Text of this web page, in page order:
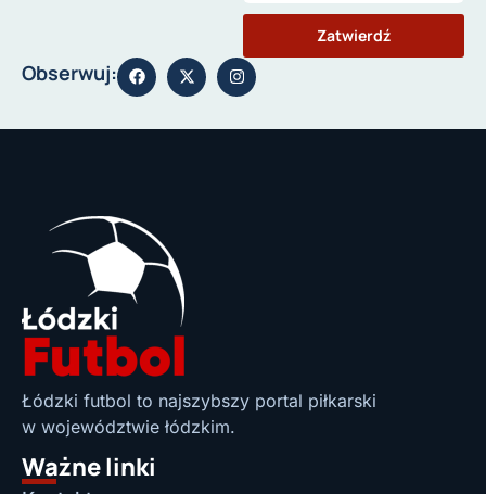
Zatwierdź
Obserwuj:
Łódzki futbol to najszybszy portal piłkarski
w województwie łódzkim.
Ważne linki